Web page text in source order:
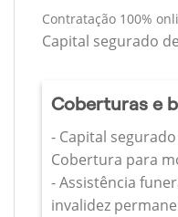
Contratação 100%
Capital segurado
Coberturas e
- Capital
Cobertura para
- Assistência
invalidez